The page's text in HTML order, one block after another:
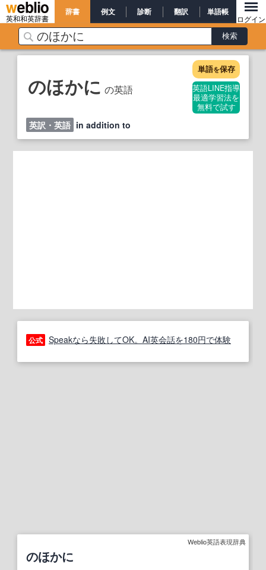
英和和英辞書
辞書 例文 診断 翻訳 単語帳
ログイン
のほかに の英語
単語を保存
英語LINE指導
最適学習法を
無料で試す
英訳・英語 in addition to
公式 Speakなら失敗してOK。AI英会話を180円で体験
Weblio英語表現辞典
のほかに